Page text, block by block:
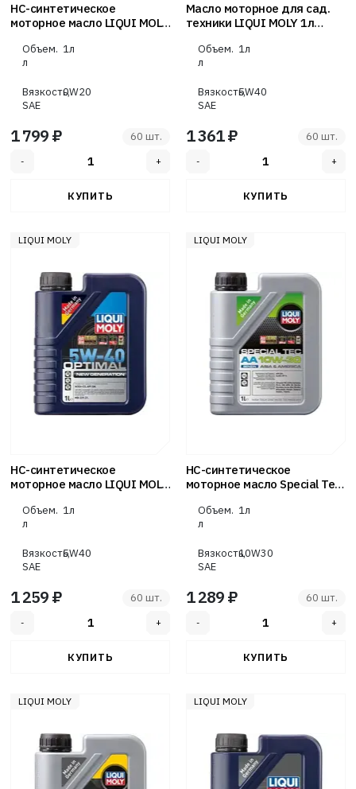
НС-синтетическое
моторное масло LIQUI MOLY
Объем.
л
1л
Вязкость,
SAE
0W20
1 799 ₽ 60 шт.
Масло моторное для сад.
техники LIQUI MOLY 1л
Объем.
л
1л
Вязкость,
SAE
5W40
1 361 ₽ 60 шт.
LIQUI MOLY
НС-синтетическое
моторное масло LIQUI MOLY
40 1л
Объем.
л
1л
Вязкость,
SAE
5W40
1 259 ₽ 60 шт.
LIQUI MOLY
НС-синтетическое
моторное масло Special Tec
л) LIQUI MOLY
Объем.
л
1л
Вязкость,
SAE
10W30
1 289 ₽ 60 шт.
LIQUI MOLY LIQUI MOLY